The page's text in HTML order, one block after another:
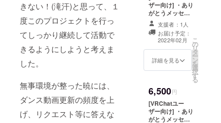
きない！(滝汗)と思って、１
度このプロジェクトを行っ
てしっかり継続して活動で
きるようにしようと考えま
した。
無事環境が整った暁には、
ダンス動画更新の頻度を上
げ、リクエスト等に答えな
ユーザーIDをご
記入ください。)
ショーケース
アーカイブ映像
・VRChat用 海
夏青クラファン
支援者缶バッチ
FBX ・VRChat
用 リクエスト
ショートエモー
ト 3種 ・
トラデビュー
ショーケース 入
場チケット (概要
欄にVRChat
ユーザーIDをご
ザー向け] ・あり
がとうメッセー
ジ(テキスト) ・
ありがとうメッ
セージ(ムー
ビー) ・フルトラ
デビューショー
ケース エンディ
記載 (備考欄に記
名前をご記入く
ださい。) ・フル
トラデビュー
ショーケース
支援者：1人
お届け予定：
2022年02月
詳細を見る
こ
の
リ
タ
ー
ン
を
選
択
す
る
6,500円
[VRChatユー
ザー向け] ・あり
がとうメッセー